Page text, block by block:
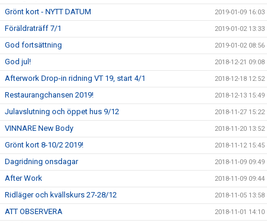
Grönt kort - NYTT DATUM 2019-01-09 16:03
Föräldraträff 7/1 2019-01-02 13:33
God fortsättning 2019-01-02 08:56
God jul! 2018-12-21 09:08
Afterwork Drop-in ridning VT 19, start 4/1 2018-12-18 12:52
Restaurangchansen 2019! 2018-12-13 15:49
Julavslutning och öppet hus 9/12 2018-11-27 15:22
VINNARE New Body 2018-11-20 13:52
Grönt kort 8-10/2 2019! 2018-11-12 15:45
Dagridning onsdagar 2018-11-09 09:49
After Work 2018-11-09 09:44
Ridläger och kvällskurs 27-28/12 2018-11-05 13:58
ATT OBSERVERA 2018-11-01 14:10